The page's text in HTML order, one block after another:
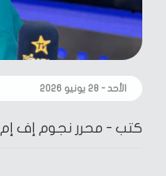
الأحد - ٢٨ يونيو ٢٠٢٦
كتب - محرر نجوم إف إم